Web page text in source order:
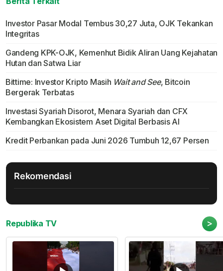
Investor Pasar Modal Tembus 30,27 Juta, OJK Tekankan
Integritas
Gandeng KPK-OJK, Kemenhut Bidik Aliran Uang Kejahatan
Hutan dan Satwa Liar
Bittime: Investor Kripto Masih Wait and See, Bitcoin
Bergerak Terbatas
Investasi Syariah Disorot, Menara Syariah dan CFX
Kembangkan Ekosistem Aset Digital Berbasis AI
Kredit Perbankan pada Juni 2026 Tumbuh 12,67 Persen
Rekomendasi
Republika TV >